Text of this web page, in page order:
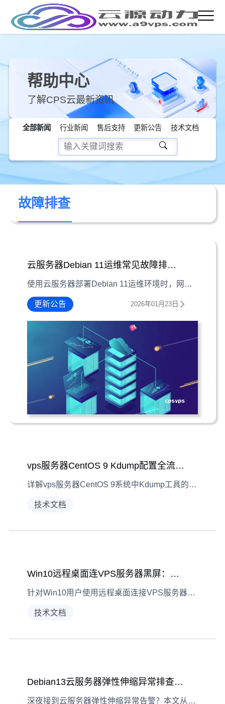
帮助中心
了解CPS云最新资讯
全部新闻 行业新闻 售后支持 更新公告 技术文档
故障排查
云服务器Debian 11运维常见故障排查指南
使用云服务器部署Debian 11运维环境时，网络连接、软件安装、磁盘空间等问题时有发生。本文整理三个典型故障场景，结合现象诊断与解决步骤，帮助运维人员快速排查。
更新公告 2026年01月23日
vps服务器CentOS 9 Kdump配置全流程解析
详解vps服务器CentOS 9系统中Kdump工具的配置流程与编程思路，涵盖环境检查、组件安装、配置文件编辑及验证步骤
技术文档
Win10远程桌面连VPS服务器黑屏：故障排查指南
针对Win10用户使用远程桌面连接VPS服务器时出现的黑屏问题，提供从现象描述到诊断解决的全流程排查方法，帮助快速定位并修复故障。
技术文档
Debian13云服务器弹性伸缩异常排查指南
深夜接到云服务器弹性伸缩异常告警？本文从故障现象入手，详解Debian13云服务器弹性伸缩异常的排查步骤与解决方法，助你快速定位问题。